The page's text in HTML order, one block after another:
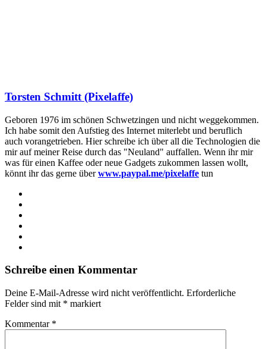
Torsten Schmitt (Pixelaffe)
Geboren 1976 im schönen Schwetzingen und nicht weggekommen.
Ich habe somit den Aufstieg des Internet miterlebt und beruflich
auch vorangetrieben. Hier schreibe ich über all die Technologien die
mir auf meiner Reise durch das "Neuland" auffallen. Wenn ihr mir
was für einen Kaffee oder neue Gadgets zukommen lassen wollt,
könnt ihr das gerne überwww.paypal.me/pixelaffe tun
Schreibe einen Kommentar
Deine E-Mail-Adresse wird nicht veröffentlicht. Erforderliche
Felder sind mit * markiert
Kommentar *